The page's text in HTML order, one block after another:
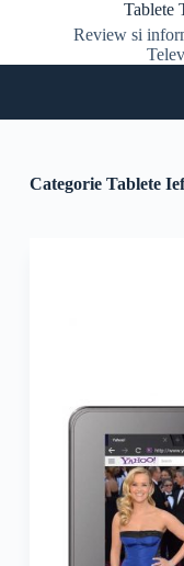
a
n
Tablete
Review si
CategorieTablete